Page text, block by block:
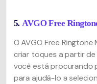
5. AVGO Free
O AVGO Free
criar toques a partir de
você está procurando
para ajudá-lo a